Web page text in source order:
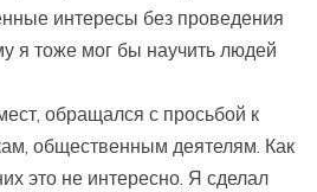
интересы без проведения
я тоже мог бы научить людей
обращался с просьбой к
общественным деятелям. Как
это не интересно. Я сделал